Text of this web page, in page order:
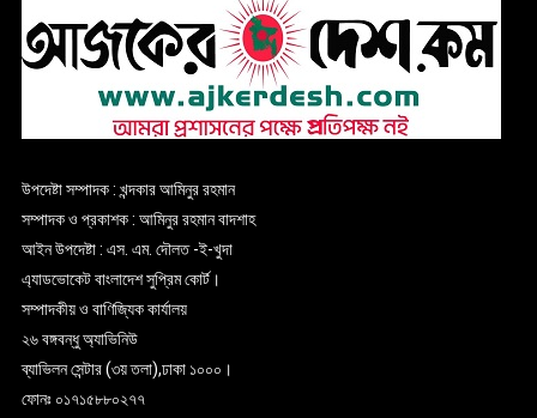
উপদেষ্টা সম্পাদক : খন্দকার আমিনুর রহমান
সম্পাদক ও প্রকাশক : আমিনুর রহমান বাদশাহ
আইন উপদেষ্টা : এস. এম. দৌলত -ই-খুদা
এ্যাডভোকেট বাংলাদেশ সুপ্রিম কোর্ট।
সম্পাদকীয় ও বাণিজ্যিক কার্যালয়
২৬ বঙ্গবন্ধু অ্যাভিনিউ
ব্যাভিলন সেন্টার (৩য় তলা),ঢাকা ১০০০।
ফোনঃ ০১৭১৫৮৮০২৭৭